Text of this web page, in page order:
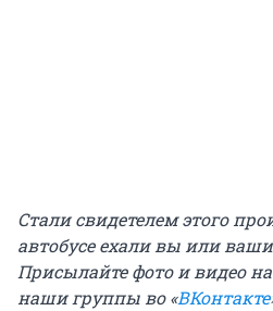
Стали свидетелем этого
автобусе ехали вы или
Присылайте фото и видео на
наши группы во «ВКонтакте